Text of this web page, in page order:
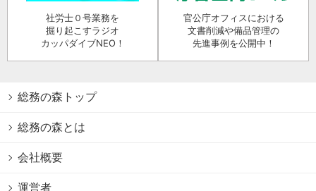
社労士０号業務を
掘り起こすラジオ
カッパダイブNEO！
官公庁オフィスにおける
文書削減や備品管理の
先進事例を公開中！
総務の森トップ
総務の森とは
会社概要
運営者